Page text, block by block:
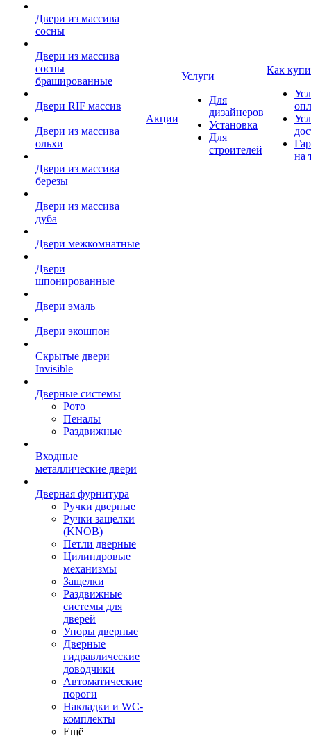
Двери из массива
сосны
Двери из массива
сосны
брашированные
Двери RIF массив
Двери из массива
ольхи
Двери из массива
березы
Двери из массива
дуба
Двери межкомнатные
Двери
шпонированные
Двери эмаль
Двери экошпон
Скрытые двери
Invisible
Дверные системы
Рото
Пеналы
Раздвижные
Входные
металлические двери
Дверная фурнитура
Ручки дверные
Ручки защелки
(KNOB)
Петли дверные
Цилиндровые
механизмы
Защелки
Раздвижные
системы для
дверей
Упоры дверные
Дверные
гидравлические
доводчики
Автоматические
пороги
Накладки и WC-
комплекты
Ещё
Акции
Услуги
Для
дизайнеров
Установка
Для
строителей
Как
на